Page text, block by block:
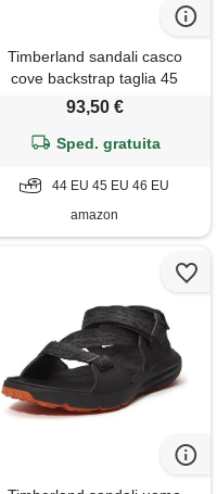
Timberland sandali casco
cove backstrap taglia 45
codice tb0a26x8w01 marrone
93,50 €
Sped. gratuita
44 EU 45 EU 46 EU
amazon